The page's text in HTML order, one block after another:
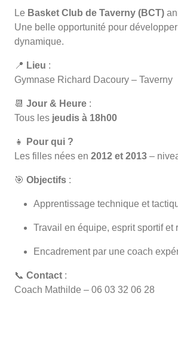
Le Basket Club de Taverny (BCT)
Une belle opportunité pour
dynamique.
📍 Lieu :
Gymnase Richard Dacoury – Taverny
📆 Jour & Heure :
Tous les jeudis à 18h00
👧
Pour qui ?
Les filles nées en 2012 et 2013 –
🎯 Objectifs :
Apprentissage technique et
Travail en équipe, esprit sportif et
Encadrement par une coach
📞 Contact :
Coach Mathilde – 06 03 32 06 28